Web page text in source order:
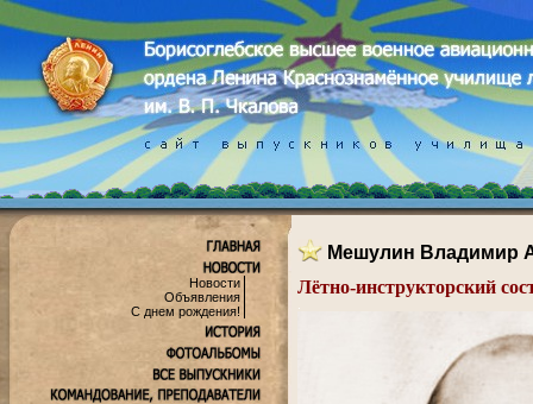
Новости
Объявления
С днем рождения!
Мешулин Владимир
Лётно-инструкторский